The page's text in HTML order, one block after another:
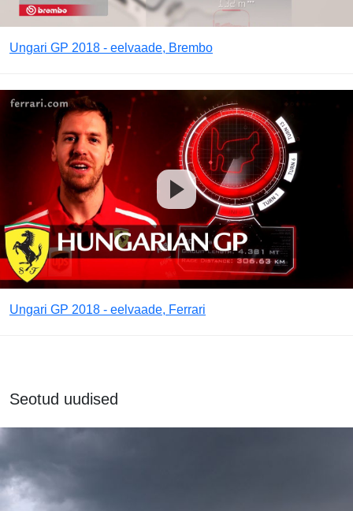
Ungari GP 2018 - eelvaade, Brembo
Ungari GP 2018 - eelvaade, Ferrari
Seotud uudised